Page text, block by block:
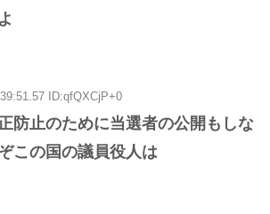
ID:qfQXCjP+0
防止のために当選者の公開もしな
この国の議員役人は